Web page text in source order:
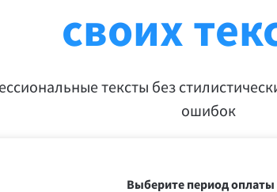
ошибок и помогает найти правильный тон.
Плагины
своих
тексты без
ошибок
Выберите период оплаты